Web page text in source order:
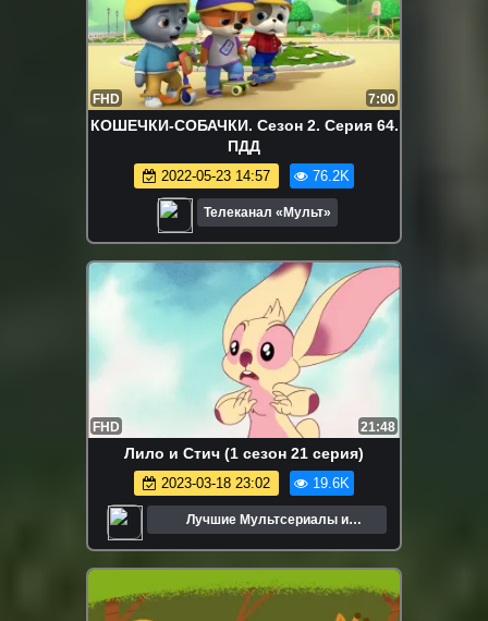
FHD 7:00
КОШЕЧКИ-СОБАЧКИ. Сезон 2. Серия 64.
ПДД
2022-05-23 14:57 76.2K
Телеканал «Мульт»
FHD 21:48
Лило и Стич (1 сезон 21 серия)
2023-03-18 23:02 19.6K
Лучшие Мультсериалы и